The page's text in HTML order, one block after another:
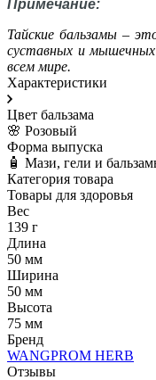
Примечание:
Тайские бальзамы –
суставных и мышечных
всем мире.
Характеристики
Цвет бальзама
🌸 Розовый
Форма выпуска
🧴 Мази, гели и
Категория товара
Товары для здоровья
Вес
139 г
Длина
50 мм
Ширина
50 мм
Высота
75 мм
Бренд
WANGPROM HERB
Отзывы